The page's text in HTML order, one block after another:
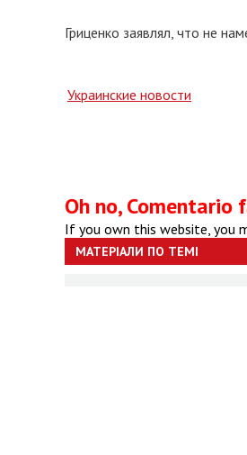
Гриценко заявлял, что не
Украинские новости
Oh no,
If you own this website, you
МАТЕРІАЛИ ПО ТЕМІ